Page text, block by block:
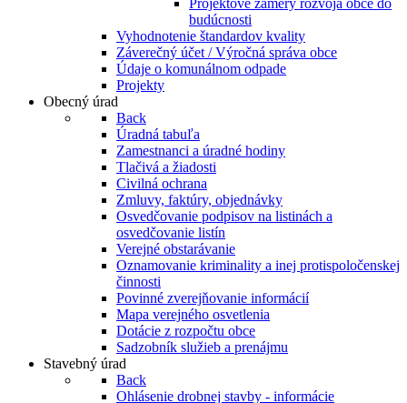
Projektové zámery rozvoja obce do
budúcnosti
Vyhodnotenie štandardov kvality
Záverečný účet / Výročná správa obce
Údaje o komunálnom odpade
Projekty
Obecný úrad
Back
Úradná tabuľa
Zamestnanci a úradné hodiny
Tlačivá a žiadosti
Civilná ochrana
Zmluvy, faktúry, objednávky
Osvedčovanie podpisov na listinách a
osvedčovanie listín
Verejné obstarávanie
Oznamovanie kriminality a inej protispoločenskej
činnosti
Povinné zverejňovanie informácií
Mapa verejného osvetlenia
Dotácie z rozpočtu obce
Sadzobník služieb a prenájmu
Stavebný úrad
Back
Ohlásenie drobnej stavby - informácie